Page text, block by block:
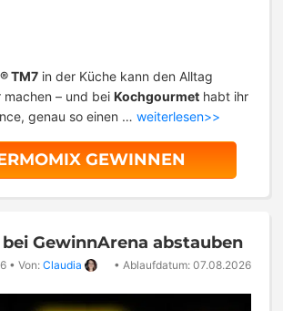
TM7 in der Küche kann den Alltag
– und bei Kochgourmet habt ihr
genau so einen … weiterlesen>>
GEWINNEN
GewinnArena abstauben
• Von: Claudia • Ablaufdatum: 07.08.2026